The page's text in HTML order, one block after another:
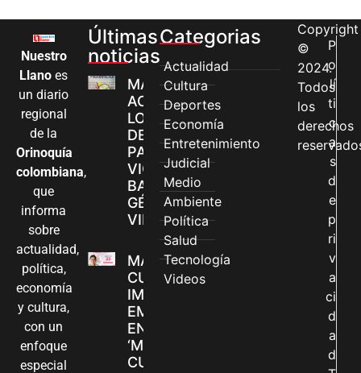
Nuestro
Llano es
un diario
regional
de la
Orinoquía
colombiana,
que
informa
sobre
actualidad,
política,
economía
y cultura,
con un
enfoque
especial
Últimas
noticias
MÁS MUJERES
ACCEDEN A
LOS CANALES
DE ATENCIÓN
PARA
VIOLENCIAS
BASADAS EN
GÉNERO EN
VILLAVICENCIO
MADRES
CUIDADORAS
IMPULSAN SUS
EMPRENDIMIENTOS
EN LA FERIA
‘MANOS QUE
CUIDAN Y CREAN’
Categorias
Actualidad
Cultura
Deportes
Economía
Entretenimiento
Judicial
Medio
Ambiente
Política
Salud
Tecnología
Videos
Copyright
©
2024.
Todos
los
derechos
P
o
lí
ti
c
a
s
d
e
p
ri
v
a
ci
d
a
d